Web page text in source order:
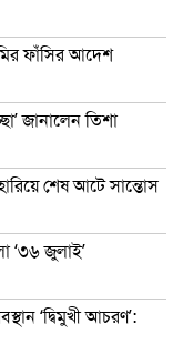
ফাঁসির আদেশ
জানালেন তিশা
শেষ আটে সান্তোস
‘৩৬ জুলাই’
‘দ্বিমুখী আচরণ’: